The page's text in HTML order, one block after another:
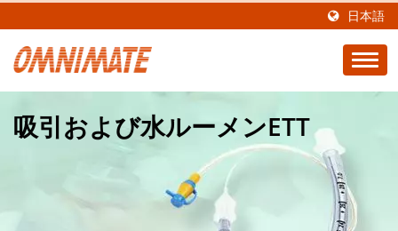
日本語
吸引および水ルーメンETT